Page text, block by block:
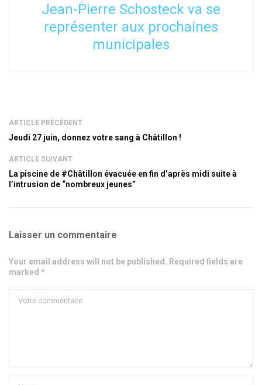
Jean-Pierre Schosteck va se
représenter aux prochaines
municipales
ARTICLE PRÉCÉDENT
Jeudi 27 juin, donnez votre sang à Châtillon !
ARTICLE SUIVANT
La piscine de #Châtillon évacuée en fin d’après midi suite à
l’intrusion de “nombreux jeunes”
Laisser un commentaire
Your email address will not be published. Required fields are
marked *